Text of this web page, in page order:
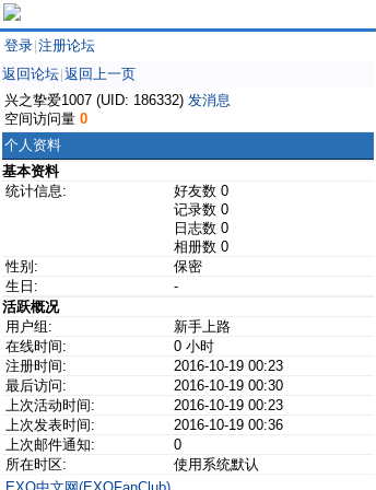
登录 注册论坛
返回论坛 返回上一页
兴之挚爱1007 (UID: 186332) 发消息
空间访问量 0
个人资料
基本资料
统计信息:
好友数 0
记录数 0
日志数 0
相册数 0
性别:
保密
生日:
-
活跃概况
用户组:
新手上路
在线时间:
0 小时
注册时间:
2016-10-19 00:23
最后访问:
2016-10-19 00:30
上次活动时间:
2016-10-19 00:23
上次发表时间:
2016-10-19 00:36
上次邮件通知:
0
所在时区:
使用系统默认